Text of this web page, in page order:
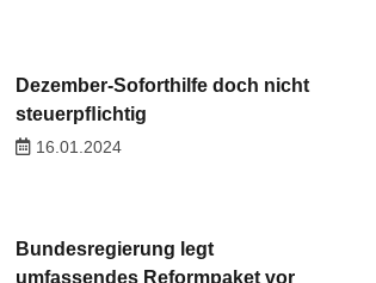
Dezember-Soforthilfe doch nicht
steuerpﬂichtig
16.01.2024
Bundesregierung legt
umfassendes Reformpaket vor